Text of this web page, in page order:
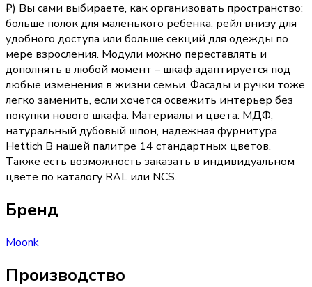
₽) Вы сами выбираете, как организовать пространство:
больше полок для маленького ребенка, рейл внизу для
удобного доступа или больше секций для одежды по
мере взросления. Модули можно переставлять и
дополнять в любой момент – шкаф адаптируется под
любые изменения в жизни семьи. Фасады и ручки тоже
легко заменить, если хочется освежить интерьер без
покупки нового шкафа. Материалы и цвета: МДФ,
натуральный дубовый шпон, надежная фурнитура
Hettich В нашей палитре 14 стандартных цветов.
Также есть возможность заказать в индивидуальном
цвете по каталогу RAL или NCS.
Бренд
Moonk
Производство